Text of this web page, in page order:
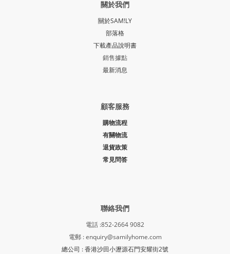
關於我們
關於SAM!LY
部落格
下載產品說明書
銷售據點
最新消息
顧客服務
購物流程
有關物流
退貨政策
常見問答
聯絡我們
電話 :852-2664 9082
電郵 : enquiry@samilyhome.com
總公司 : 香港沙田小瀝源石門安耀街2號